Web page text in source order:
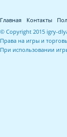
Главная Контакты
© Copyright 2015 igry-
Права на игры и
При использовании